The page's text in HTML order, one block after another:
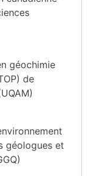
géochimie
de
géologues et